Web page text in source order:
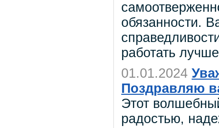
обязанности.
работать лучше
01.01.2024
Поздравляю
Этот
радостью,